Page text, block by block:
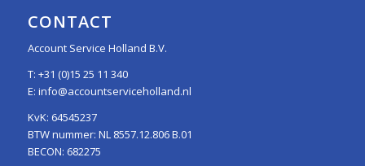
CONTACT
Account Service Holland B.V.
T: +31 (0)15 25 11 340
E: info@accountserviceholland.nl
KvK: 64545237
BTW nummer: NL 8557.12.806 B.01
BECON: 682275